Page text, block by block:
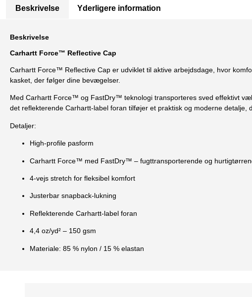
Beskrivelse Yderligere information
Beskrivelse
Carhartt Force™ Reflective Cap
Carhartt Force™ Reflective Cap er udviklet til aktive arbejdsdage, hvor
kasket, der følger dine bevægelser.
Med Carhartt Force™ og FastDry™ teknologi transporteres sved effektivt
det reflekterende Carhartt-label foran tilføjer et praktisk og moderne detalje,
Detaljer:
High-profile pasform
Carhartt Force™ med FastDry™ – fugttransporterende og
4-vejs stretch for fleksibel komfort
Justerbar snapback-lukning
Reflekterende Carhartt-label foran
4,4 oz/yd² – 150 gsm
Materiale: 85 % nylon / 15 % elastan